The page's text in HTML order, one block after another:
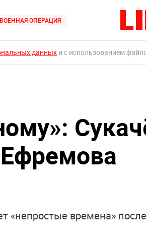
ОПЕРАЦИЯ
данных и с использованием
«непростые времена» после